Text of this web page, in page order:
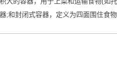
;和封闭式容器，定义为四面围住食物